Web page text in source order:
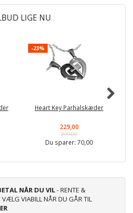
LIGE NU
-23%
Heart Key Parhalskæder
229,00
299,00
Du sparer: 70,00
NÅR DU VIL- RENTE &
VÆLG VIABILL NÅR DU GÅR TIL